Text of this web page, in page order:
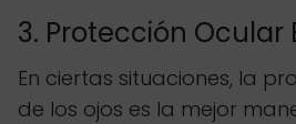
3. Protección Ocular
En ciertas situaciones, la
de los ojos es la mejor